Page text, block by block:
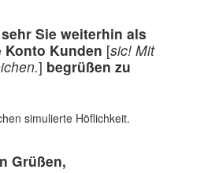
Sie weiterhin als
Konto Kunden [sic! Mit
] begrüßen zu
simulierte Höflichkeit.
Grüßen,